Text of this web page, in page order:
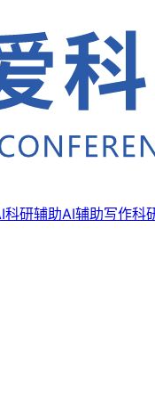
科研辅助AI辅助写作科